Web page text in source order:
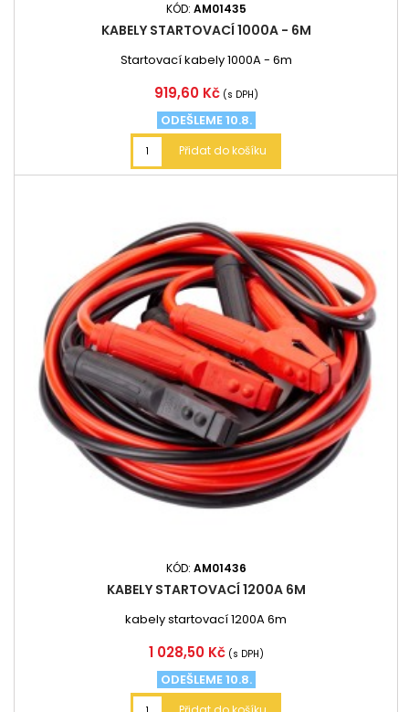
KÓD: AM01435
KABELY STARTOVACÍ 1000A - 6M
Startovací kabely 1000A - 6m
Cena
919,60 Kč (s DPH)
ODEŠLEME 10.8.
Přidat do košíku
KÓD: AM01436
KABELY STARTOVACÍ 1200A 6M
kabely startovací 1200A 6m
Cena
1 028,50 Kč (s DPH)
ODEŠLEME 10.8.